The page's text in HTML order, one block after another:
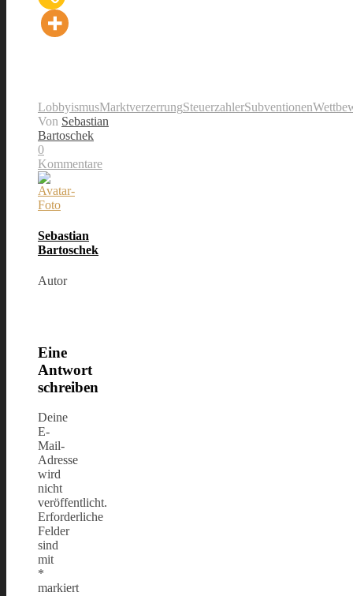
LobbyismusMarktverzerrungSteuerzahlerSubventionen
Von Sebastian
Bartoschek
0
Kommentare
Sebastian
Bartoschek
Autor
Eine
Antwort
schreiben
Deine
E-
Mail-
Adresse
wird
nicht
veröffentlicht.
Erforderliche
Felder
sind
mit
*
markiert